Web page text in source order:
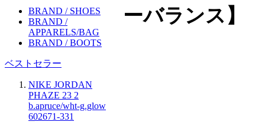
BRAND / SHOES
BRAND /
APPARELS/BAG
BRAND / BOOTS
ベストセラー
NIKE JORDAN
PHAZE 23 2
b.apruce/wht-g.glow
602671-331
ーバランス】